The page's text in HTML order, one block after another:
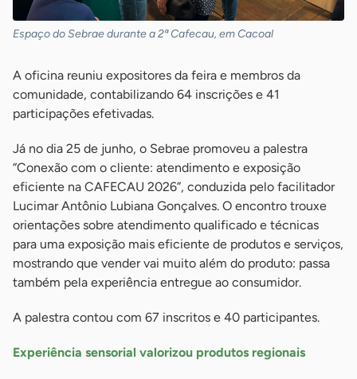
Espaço do Sebrae durante a 2ª Cafecau, em Cacoal
A oficina reuniu expositores da feira e membros da
comunidade, contabilizando 64 inscrições e 41
participações efetivadas.
Já no dia 25 de junho, o Sebrae promoveu a palestra
“Conexão com o cliente: atendimento e exposição
eficiente na CAFECAU 2026”, conduzida pelo facilitador
Lucimar Antônio Lubiana Gonçalves. O encontro trouxe
orientações sobre atendimento qualificado e técnicas
para uma exposição mais eficiente de produtos e serviços,
mostrando que vender vai muito além do produto: passa
também pela experiência entregue ao consumidor.
A palestra contou com 67 inscritos e 40 participantes.
Experiência sensorial valorizou produtos regionais